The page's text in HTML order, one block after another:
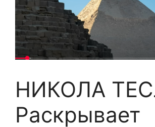
НИКОЛА
Раскрывает